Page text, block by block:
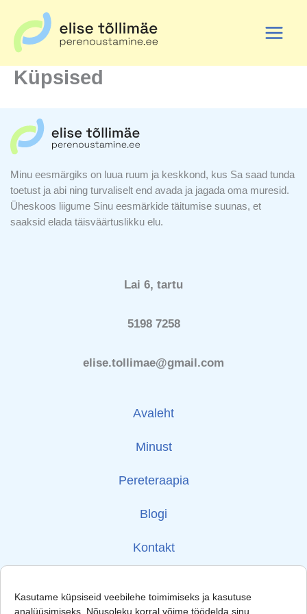
Kasutame küpsiseid veebilehe toimimiseks ja kasutuse
analüüsimiseks. Nõusoleku korral võime töödelda sinu
content
Küpsised
Minu eesmärgiks on luua ruum ja keskkond, kus Sa saad tunda
toetust ja abi ning turvaliselt end avada ja jagada oma muresid.
Üheskoos liigume Sinu eesmärkide täitumise suunas, et
saaksid elada täisväärtuslikku elu.
Lai 6, tartu
5198 7258
elise.tollimae@gmail.com
Avaleht
Minust
Pereteraapia
Blogi
Kontakt